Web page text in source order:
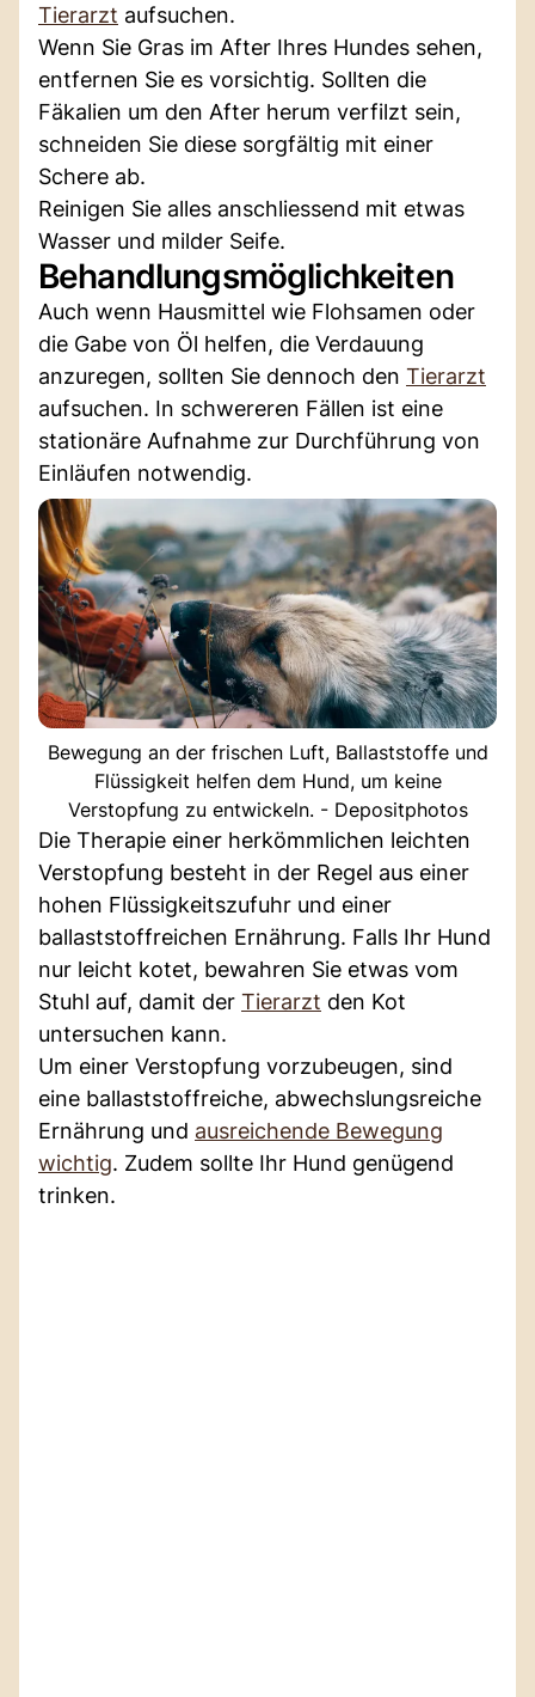
Tierarzt aufsuchen.
Wenn Sie Gras im After Ihres Hundes sehen,
entfernen Sie es vorsichtig. Sollten die
Fäkalien um den After herum verfilzt sein,
schneiden Sie diese sorgfältig mit einer
Schere ab.
Reinigen Sie alles anschliessend mit etwas
Wasser und milder Seife.
Behandlungsmöglichkeiten
Auch wenn Hausmittel wie Flohsamen oder
die Gabe von Öl helfen, die Verdauung
anzuregen, sollten Sie dennoch den Tierarzt
aufsuchen. In schwereren Fällen ist eine
stationäre Aufnahme zur Durchführung von
Einläufen notwendig.
Bewegung an der frischen Luft, Ballaststoffe und
Flüssigkeit helfen dem Hund, um keine
Verstopfung zu entwickeln. - Depositphotos
Die Therapie einer herkömmlichen leichten
Verstopfung besteht in der Regel aus einer
hohen Flüssigkeitszufuhr und einer
ballaststoffreichen Ernährung. Falls Ihr Hund
nur leicht kotet, bewahren Sie etwas vom
Stuhl auf, damit der Tierarzt den Kot
untersuchen kann.
Um einer Verstopfung vorzubeugen, sind
eine ballaststoffreiche, abwechslungsreiche
Ernährung und ausreichende Bewegung
wichtig. Zudem sollte Ihr Hund genügend
trinken.